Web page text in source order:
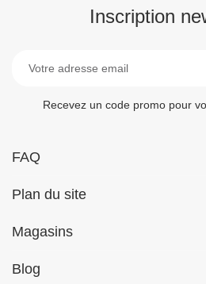
Inscription
Recevez un code promo pour
FAQ
Plan du site
Magasins
Blog